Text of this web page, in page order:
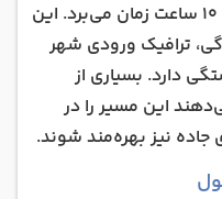
گرفتن توقف و استراحت، بین 8 تا 10 ساعت زمان می‌برد. این
ترافیک ورودی شهر
دارد. بسیاری از
این مسیر را در
جاده نیز بهره‌مند شوند.